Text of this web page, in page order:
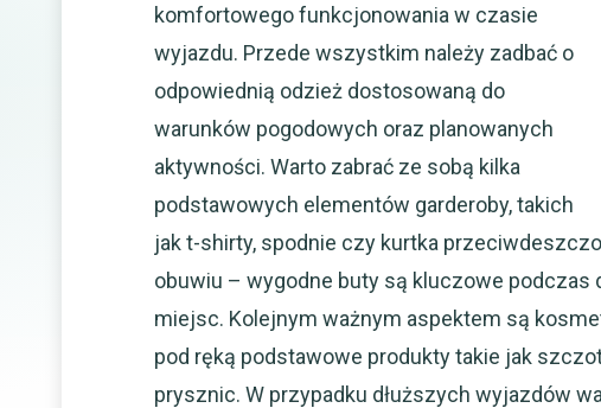
komfortowego funkcjonowania w czasie
wyjazdu. Przede wszystkim należy zadbać o
odpowiednią odzież dostosowaną do
warunków pogodowych oraz planowanych
aktywności. Warto zabrać ze sobą kilka
podstawowych elementów garderoby, takich
jak t-shirty, spodnie czy kurtka
obuwiu – wygodne buty są kluczowe podczas
miejsc. Kolejnym ważnym aspektem są
pod ręką podstawowe produkty takie jak
prysznic. W przypadku dłuższych wyjazdów